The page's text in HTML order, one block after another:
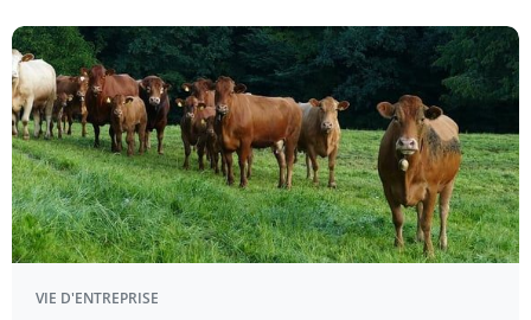
VIE D'ENTREPRISE